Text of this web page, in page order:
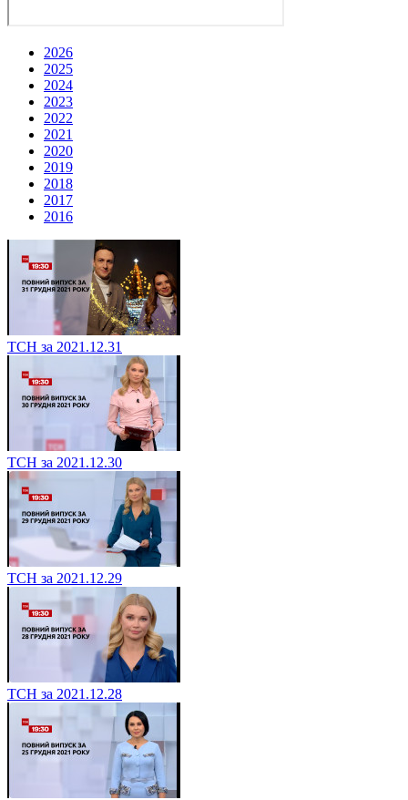
2026
2025
2024
2023
2022
2021
2020
2019
2018
2017
2016
ТСН за 2021.12.31
ТСН за 2021.12.30
ТСН за 2021.12.29
ТСН за 2021.12.28